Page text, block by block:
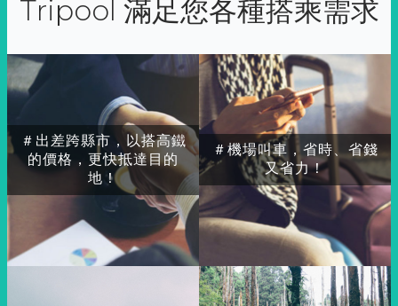
Tripool 滿足您各種搭乘需求
＃出差跨縣市，以搭高鐵
的價格，更快抵達目的
地！
＃機場叫車，省時、省錢
又省力！